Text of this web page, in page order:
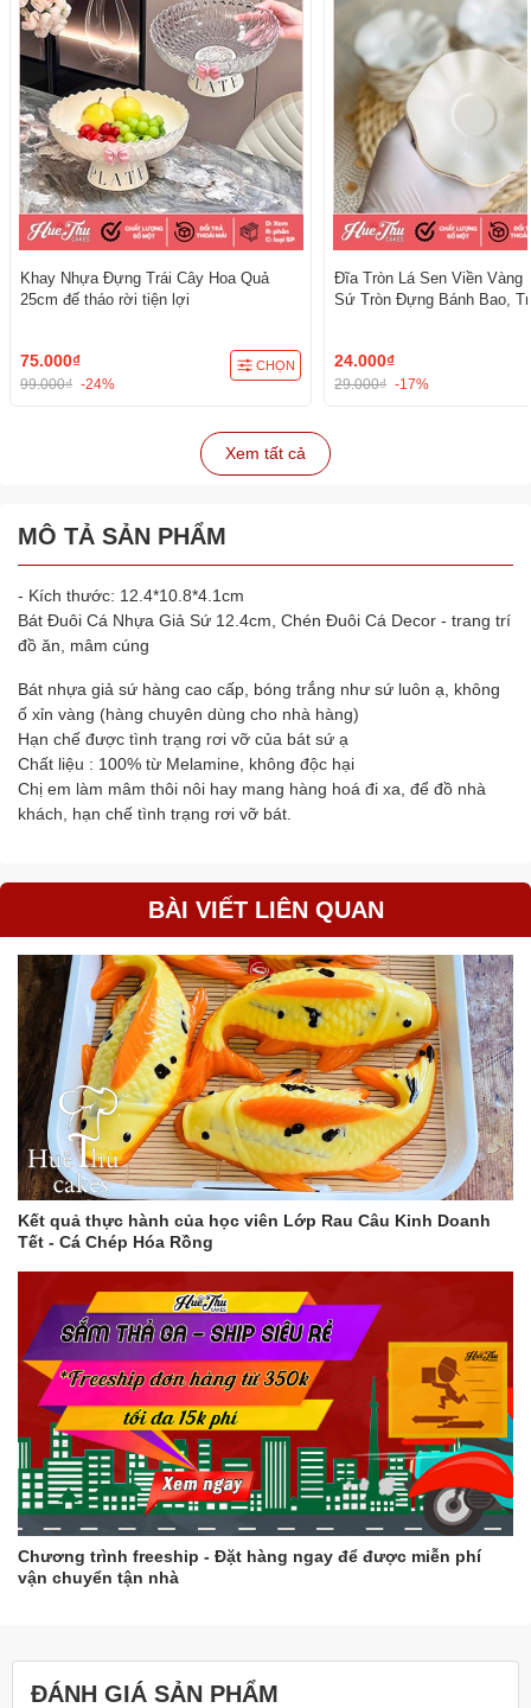
Khay Nhựa Đựng Trái Cây Hoa Quả
25cm đế tháo rời tiện lợi
75.000₫
99.000₫ -24%
CHỌN
Đĩa Tròn Lá Sen Viền Vàng
Sứ Tròn Đựng Bánh Bao,
24.000₫
29.000₫ -17%
Xem tất cả
MÔ TẢ SẢN PHẨM
- Kích thước: 12.4*10.8*4.1cm
Bát Đuôi Cá Nhựa Giả Sứ 12.4cm, Chén Đuôi Cá Decor - trang trí
đồ ăn, mâm cúng
Bát nhựa giả sứ hàng cao cấp, bóng trắng như sứ luôn ạ, không
ố xỉn vàng (hàng chuyên dùng cho nhà hàng)
Hạn chế được tình trạng rơi vỡ của bát sứ ạ
Chất liệu : 100% từ Melamine, không độc hại
Chị em làm mâm thôi nôi hay mang hàng hoá đi xa, để đồ nhà
khách, hạn chế tình trạng rơi vỡ bát.
BÀI VIẾT LIÊN QUAN
Kết quả thực hành của học viên Lớp Rau Câu Kinh Doanh
Tết - Cá Chép Hóa Rồng
Chương trình freeship - Đặt hàng ngay để được miễn phí
vận chuyển tận nhà
ĐÁNH GIÁ SẢN PHẨM